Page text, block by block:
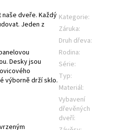
dveře. Každý
Jeden z
Desky jsou
výborně drží sklo.
Kategorie:
Záruka:
Druh dřeva:
Rodina:
Série:
Typ:
Materiál:
Vybavení
dřevěných
dveří: